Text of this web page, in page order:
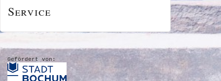
Service
Gefördert von: